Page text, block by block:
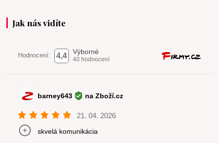
Jak nás vidíte